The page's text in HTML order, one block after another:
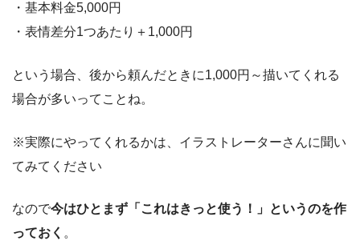
・基本料金5,000円
・表情差分1つあたり＋1,000円
という場合、後から頼んだときに1,000円～描いてくれる
場合が多いってことね。
※実際にやってくれるかは、イラストレーターさんに聞い
てみてください
なので今はひとまず「これはきっと使う！」というのを作
っておく 。